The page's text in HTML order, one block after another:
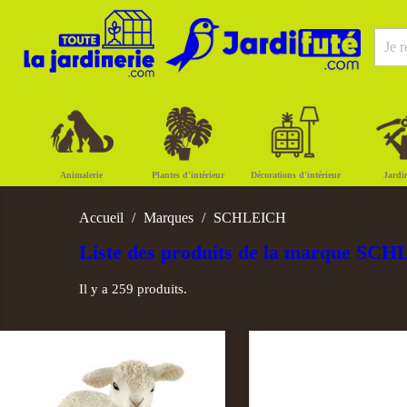
Animalerie Plantes d'intérieur Décorations d'intérieur
Accueil Marques SCHLEICH
Liste des produits de la marque
Il y a 259 produits.